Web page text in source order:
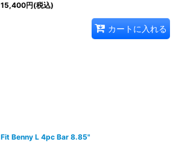
15,400円(税込)
カートに入れる
Fit Benny L 4pc Bar 8.85"